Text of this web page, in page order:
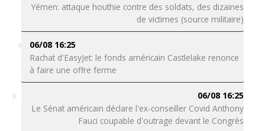
Yémen: attaque houthie contre des soldats, des dizaines
de victimes (source militaire)
06/08 16:25
Rachat d'EasyJet: le fonds américain Castlelake renonce
à faire une offre ferme
06/08 16:25
Le Sénat américain déclare l'ex-conseiller Covid Anthony
Fauci coupable d'outrage devant le Congrès